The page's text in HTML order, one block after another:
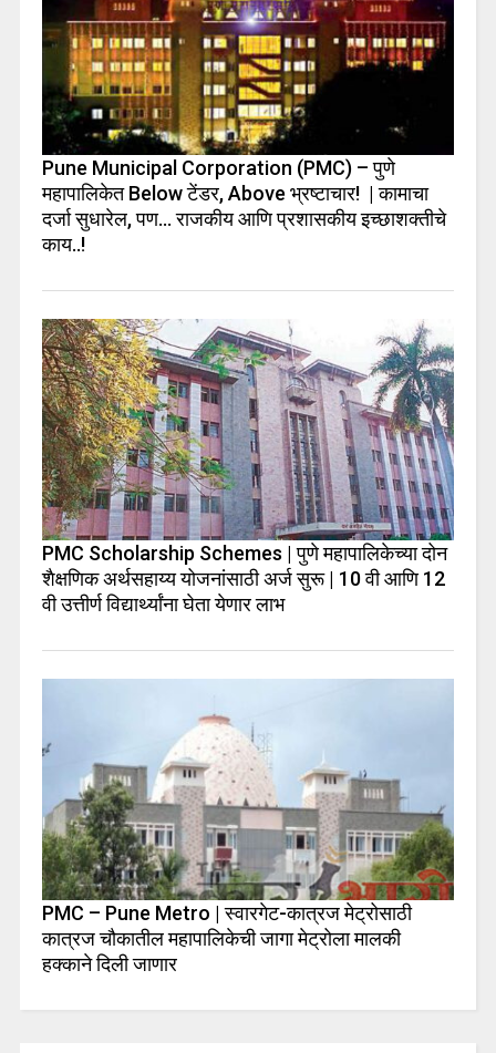
Pune Municipal Corporation (PMC) – पुणे
महापालिकेत Below टेंडर, Above भ्रष्टाचार! | कामाचा
दर्जा सुधारेल, पण… राजकीय आणि प्रशासकीय इच्छाशक्तीचे
काय..!
PMC Scholarship Schemes | पुणे महापालिकेच्या दोन
शैक्षणिक अर्थसहाय्य योजनांसाठी अर्ज सुरू | 10 वी आणि 12
वी उत्तीर्ण विद्यार्थ्यांना घेता येणार लाभ
PMC – Pune Metro | स्वारगेट-कात्रज मेट्रोसाठी
कात्रज चौकातील महापालिकेची जागा मेट्रोला मालकी
हक्काने दिली जाणार